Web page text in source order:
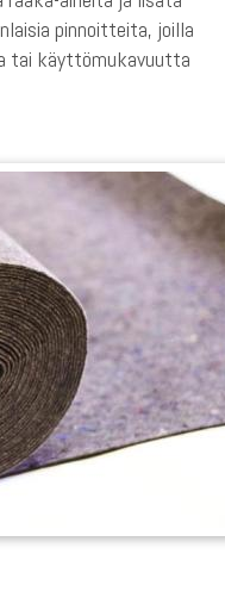
pinnoitteita, joilla
tai käyttömukavuutta